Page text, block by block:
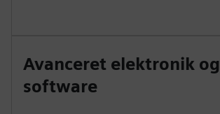
Avanceret elektronik og
software